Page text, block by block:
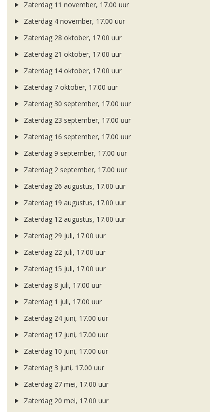
Zaterdag 11 november, 17.00 uur
Zaterdag 4 november, 17.00 uur
Zaterdag 28 oktober, 17.00 uur
Zaterdag 21 oktober, 17.00 uur
Zaterdag 14 oktober, 17.00 uur
Zaterdag 7 oktober, 17.00 uur
Zaterdag 30 september, 17.00 uur
Zaterdag 23 september, 17.00 uur
Zaterdag 16 september, 17.00 uur
Zaterdag 9 september, 17.00 uur
Zaterdag 2 september, 17.00 uur
Zaterdag 26 augustus, 17.00 uur
Zaterdag 19 augustus, 17.00 uur
Zaterdag 12 augustus, 17.00 uur
Zaterdag 29 juli, 17.00 uur
Zaterdag 22 juli, 17.00 uur
Zaterdag 15 juli, 17.00 uur
Zaterdag 8 juli, 17.00 uur
Zaterdag 1 juli, 17.00 uur
Zaterdag 24 juni, 17.00 uur
Zaterdag 17 juni, 17.00 uur
Zaterdag 10 juni, 17.00 uur
Zaterdag 3 juni, 17.00 uur
Zaterdag 27 mei, 17.00 uur
Zaterdag 20 mei, 17.00 uur